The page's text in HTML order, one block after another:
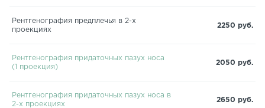
Рентгенография предплечья в 2-х
проекциях
2250 руб.
Рентгенография придаточных пазух носа
(1 проекция)
2050 руб.
Рентгенография придаточных пазух носа в
2-х проекциях
2650 руб.